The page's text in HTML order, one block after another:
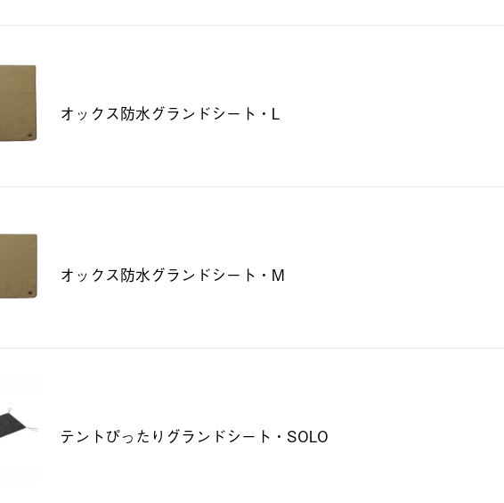
オックス防水グランドシート・L
オックス防水グランドシート・M
テントぴったりグランドシート・SOLO